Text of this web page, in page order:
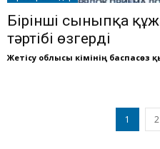
Бірінші сыныпқа
тәртібі өзгерді
Жетісу облысы әкімінің баспасөз
1 2